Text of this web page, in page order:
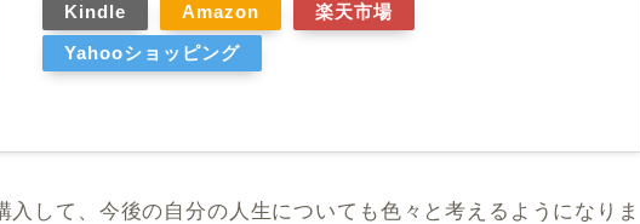
Kindle Amazon
楽天市場
Yahooショッピング
入して、今後の自分の人生についても色々と考えるようになりま